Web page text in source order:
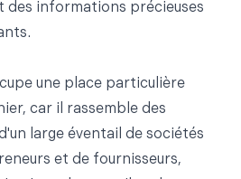
des informations précieuses
une place particulière
car il rassemble des
large éventail de sociétés
et de fournisseurs,